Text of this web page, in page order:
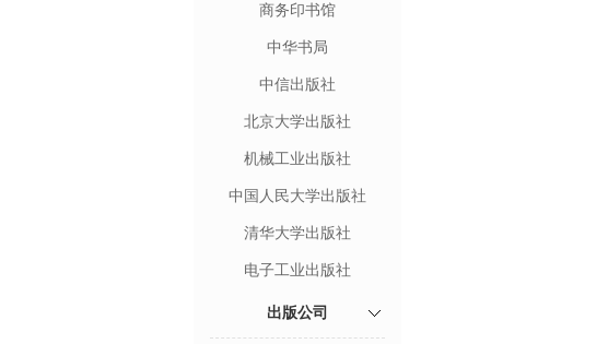
商务印书馆
中华书局
中信出版社
北京大学出版社
机械工业出版社
中国人民大学出版社
清华大学出版社
电子工业出版社
出版公司